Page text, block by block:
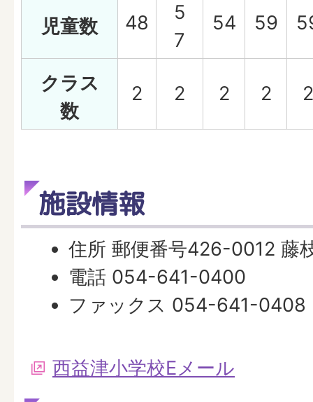
児童数 48
5
7
54 59
クラス
数
2 2 2 2 2
施設情報
住所 郵便番号426-0012 藤
電話 054-641-0400
ファックス 054-641-0408
西益津小学校Eメール